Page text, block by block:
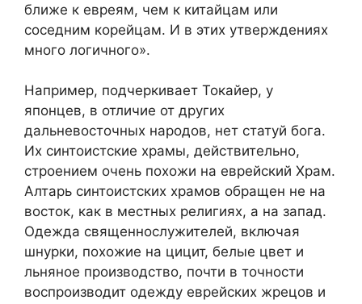
ближе к евреям, чем к китайцам или
соседним корейцам. И в этих утверждениях
много логичного».
Например, подчеркивает Токайер, у
японцев, в отличие от других
дальневосточных народов, нет статуй бога.
Их синтоистские храмы, действительно,
строением очень похожи на еврейский Храм.
Алтарь синтоистских храмов обращен не на
восток, как в местных религиях, а на запад.
Одежда священнослужителей, включая
шнурки, похожие на цицит, белые цвет и
льняное производство, почти в точности
воспроизводит одежду еврейских жрецов и